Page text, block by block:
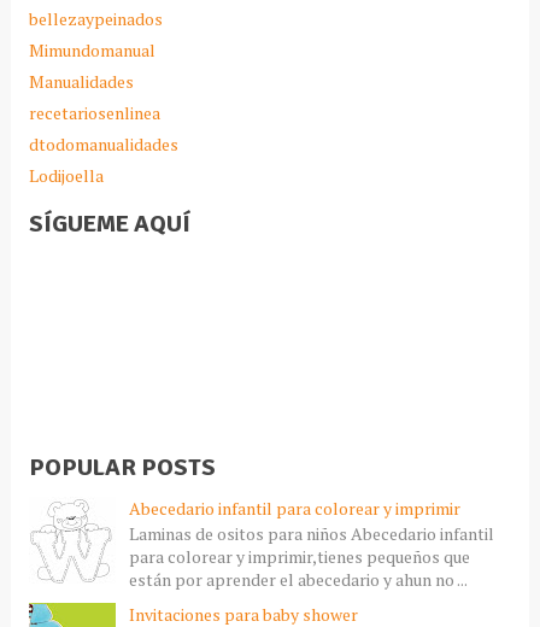
bellezaypeinados
Mimundomanual
Manualidades
recetariosenlinea
dtodomanualidades
Lodijoella
SÍGUEME AQUÍ
POPULAR POSTS
Abecedario infantil para colorear y imprimir
Laminas de ositos para niños Abecedario infantil
para colorear y imprimir,tienes pequeños que
están por aprender el abecedario y ahun no ...
Invitaciones para baby shower